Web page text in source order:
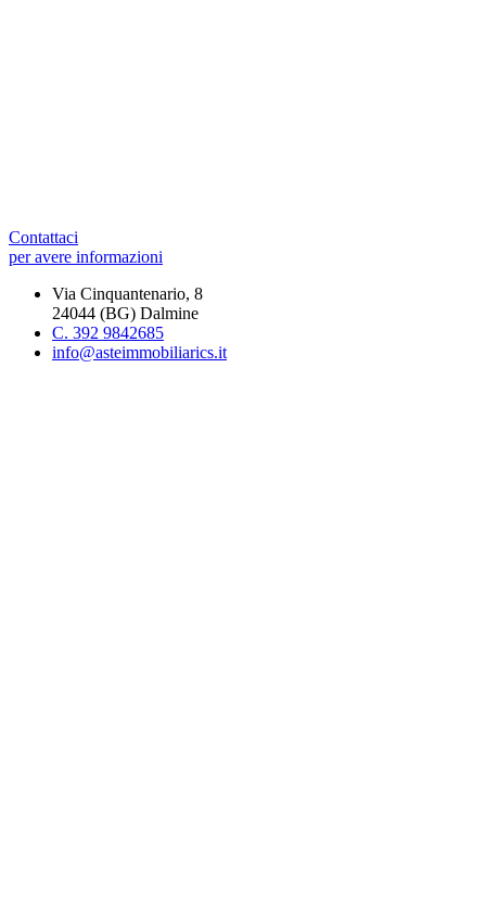
Contattaci
per avere informazioni
Via Cinquantenario, 8
24044 (BG) Dalmine
C. 392 9842685
info@asteimmobiliarics.it